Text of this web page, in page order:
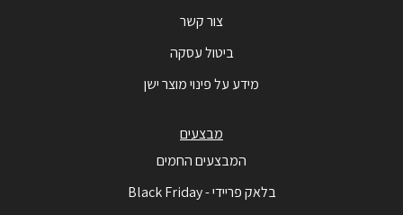
צור קשר
ביטול עסקה
מידע על פינוי מוצר ישן
מבצעים
המבצעים החמים
בלאק פריידי - Black Friday